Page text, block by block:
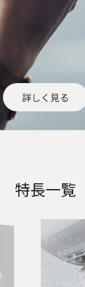
詳しく見る
特長一覧